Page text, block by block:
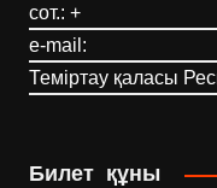
сот.: +
e-mail:
Теміртау қаласы
Билет құны